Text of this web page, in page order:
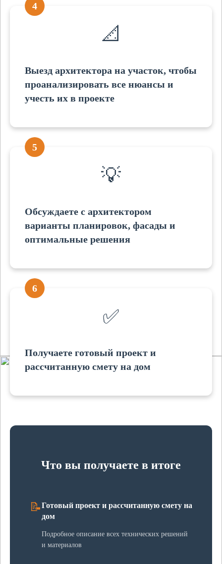
4
📐
Выезд архитектора на участок, чтобы
проанализировать все нюансы и
учесть их в проекте
5
💡
Обсуждаете с архитектором
варианты планировок, фасады и
оптимальные решения
6
✅
Получаете готовый проект и
рассчитанную смету на дом
Что вы получаете в итоге
📝Готовый проект и рассчитанную смету на
дом
Подробное описание всех технических решений
и материалов